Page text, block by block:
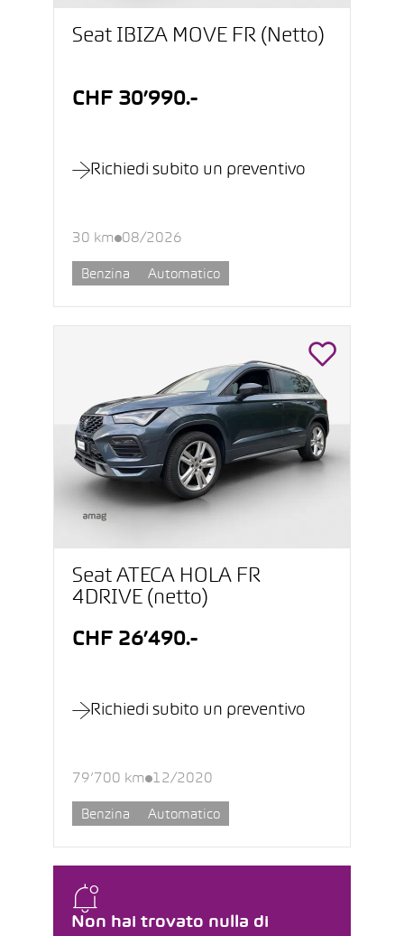
Non hai trovato nulla di
Seat IBIZA MOVE FR (Netto)
CHF 30’990.-
Richiedi subito un preventivo
30 km 08/2026
Benzina Automatico
Seat ATECA HOLA FR
4DRIVE (netto)
CHF 26’490.-
Richiedi subito un preventivo
79’700 km 12/2020
Benzina Automatico